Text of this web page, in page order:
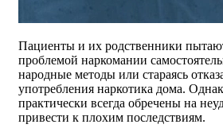
Пациенты и их родственники
проблемой наркомании
народные методы или стараясь
употребления наркотика дома.
практически всегда обречены на
привести к плохим последствиям.